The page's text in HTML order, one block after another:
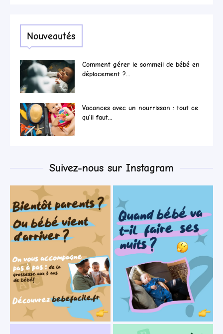
Nouveautés
Comment gérer le sommeil de bébé en
déplacement ?...
Vacances avec un nourrisson : tout ce
qu’il faut...
Suivez-nous sur Instagram